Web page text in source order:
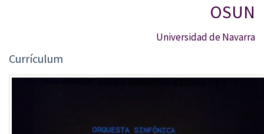
OSUN
Universidad de Navarra
Currículum